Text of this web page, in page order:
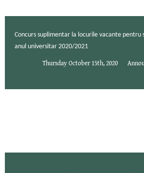
Concurs suplimentar la locurile vacante
anul universitar 2020/2021
Thursday October 15th, 2020